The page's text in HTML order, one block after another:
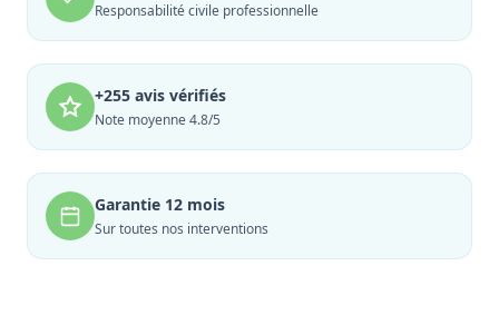
Responsabilité civile professionnelle
+255 avis vérifiés
Note moyenne 4.8/5
Garantie 12 mois
Sur toutes nos interventions